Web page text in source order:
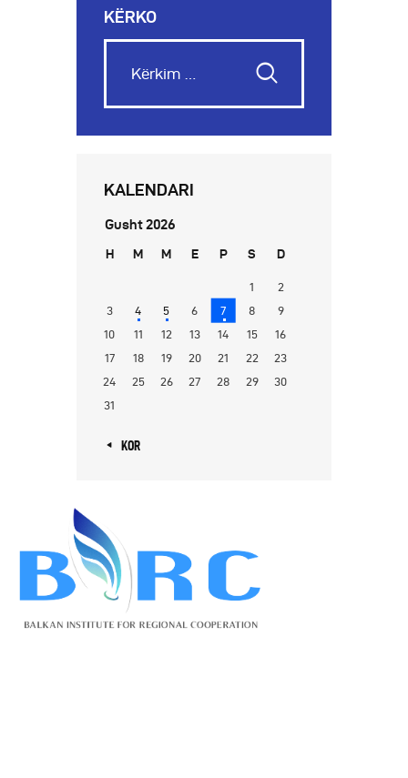
KËRKO
KALENDARI
Gusht 2026
H M M E P S D
1
2
3
4 5 6 7 8
9
10
11 12 13 14 15
16
17
18 19 20 21 22
23
24
25 26 27 28 29
30
31
« KOR